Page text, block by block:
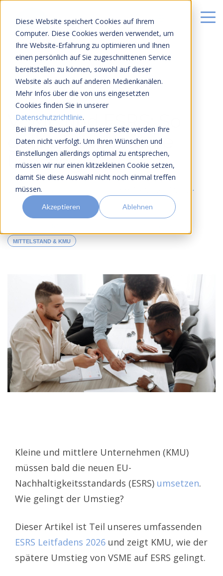
Diese Website speichert Cookies auf Ihrem
Computer. Diese Cookies werden verwendet, um
Ihre Website-Erfahrung zu optimieren und Ihnen
einen persönlich auf Sie zugeschnittenen Service
bereitstellen zu können, sowohl auf dieser
Website als auch auf anderen Medienkanälen.
Mehr Infos über die von uns eingesetzten
Cookies finden Sie in unserer
Datenschutzrichtlinie.
Bei Ihrem Besuch auf unserer Seite werden Ihre
Daten nicht verfolgt. Um Ihren Wünschen und
Einstellungen allerdings optimal zu entsprechen,
müssen wir nur einen klitzekleinen Cookie setzen,
damit Sie diese Auswahl nicht noch einmal treffen
müssen.
Akzeptieren Ablehnen
13 MIN LESEZEIT
VSME und ESRS: So
gelingt der spätere
Umstieg
VonJohannes Fiegenbaum
·
Zuletzt aktualisiert 2. Juli 2026
MITTELSTAND & KMU
Kleine und mittlere Unternehmen (KMU)
müssen bald die neuen EU-
Nachhaltigkeitsstandards (ESRS) umsetzen.
Wie gelingt der Umstieg?
Dieser Artikel ist Teil unseres umfassenden
ESRS Leitfadens 2026 und zeigt KMU, wie der
spätere Umstieg von VSME auf ESRS gelingt.